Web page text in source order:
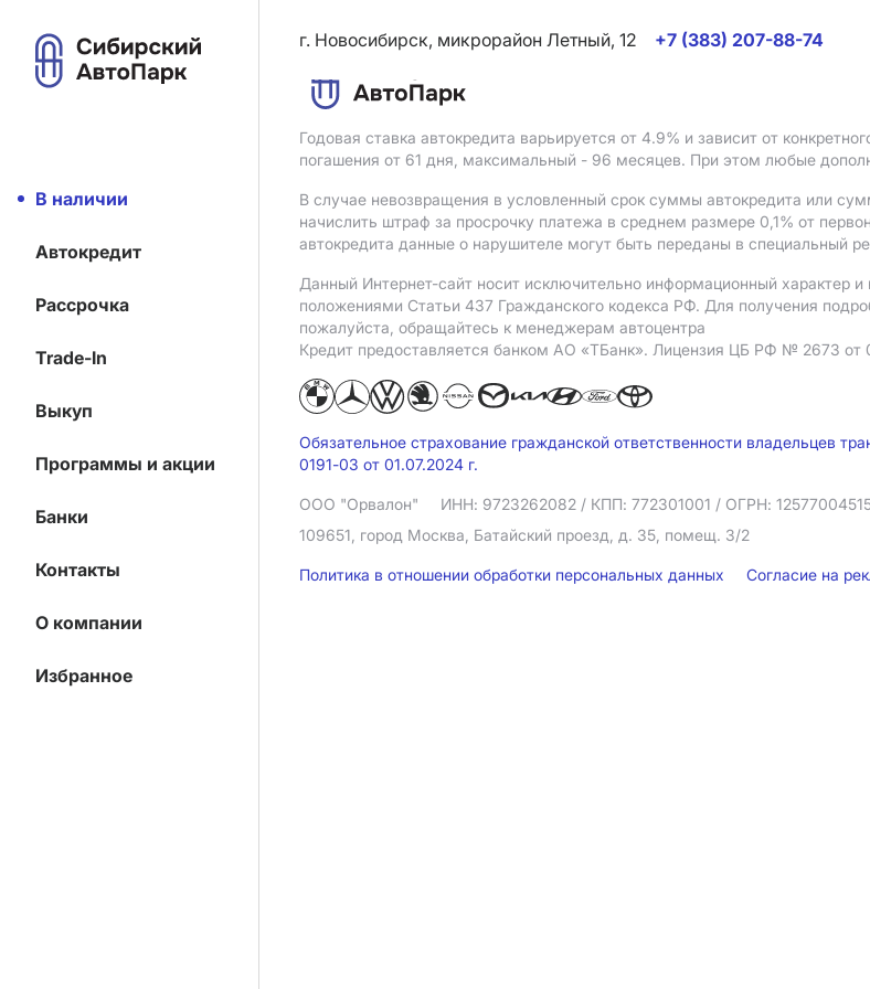
В наличии
Автокредит
Рассрочка
Trade-In
Выкуп
Программы и акции
Банки
Контакты
О компании
Избранное
г. Новосибирск, микрорайон Летный, 12
+7 (383) 207-88-74
Годовая ставка автокредита варьируется от 4.9% и зависит от
погашения от 61 дня, максимальный - 96 месяцев. При этом любые
В случае невозвращения в условленный срок суммы автокредита или
начислить штраф за просрочку платежа в среднем размере 0,1% от
автокредита данные о нарушителе могут быть переданы в специальный
Данный Интернет-сайт носит исключительно информационный характер
положениями Статьи 437 Гражданского кодекса РФ. Для получения
пожалуйста, обращайтесь к менеджерам автоцентра
Кредит предоставляется банком АO «ТБанк». Лицензия ЦБ РФ № 2673 от
Обязательное страхование гражданской ответственности владельцев
0191-03 от 01.07.2024 г.
ООО "Орвалон" ИНН: 9723262082 / КПП: 772301001 / ОГРН:
109651, город Москва, Батайский проезд, д. 35, помещ. 3/2
Политика в отношении обработки персональных данных Согласие на